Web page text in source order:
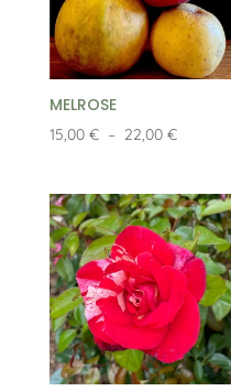
MELROSE
15,00 € – 22,00 €Plage
prix :
15,00 €
à
22,00 €